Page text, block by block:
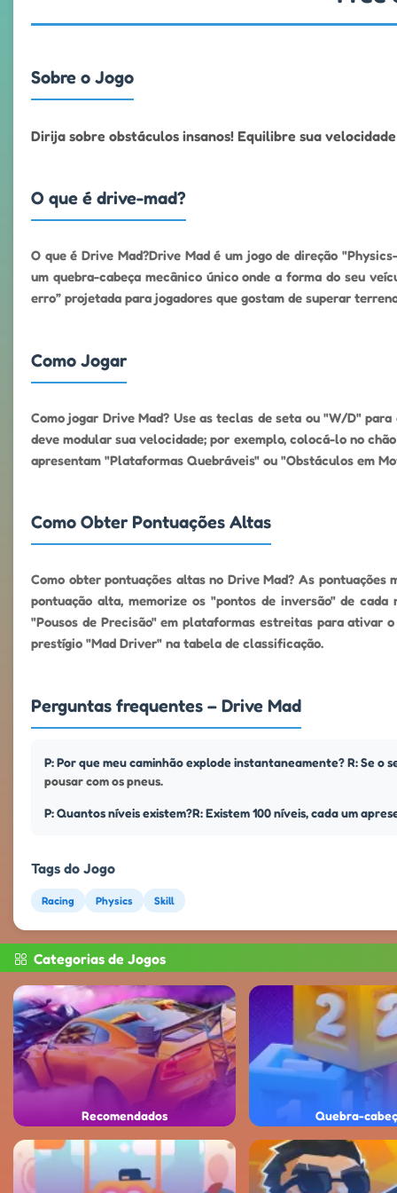
Sobre o Jogo
Dirija sobre obstáculos insanos! Equilibre sua
O que é drive-mad?
O que é Drive Mad?Drive Mad é um jogo de direção
um quebra-cabeça mecânico único onde a forma do seu
erro” projetada para jogadores que gostam de superar
Como Jogar
Como jogar Drive Mad? Use as teclas de seta ou "W/D"
deve modular sua velocidade; por exemplo, colocá-lo no
apresentam "Plataformas Quebráveis" ou "Obstáculos em
Como Obter Pontuações Altas
Como obter pontuações altas no Drive Mad? As
pontuação alta, memorize os "pontos de inversão" de
"Pousos de Precisão" em plataformas estreitas para ativar
prestígio "Mad Driver" na tabela de classificação.
Perguntas frequentes – Drive Mad
P: Por que meu caminhão explode instantaneamente? R: Se
pousar com os pneus.
P: Quantos níveis existem?R: Existem 100 níveis, cada um
Tags do Jogo
Racing Physics Skill
Categorias de Jogos
Recomendados Quebra-